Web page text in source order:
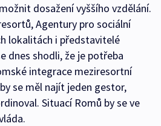
dosažení vyššího vzdělání.
Agentury pro sociální
lokalitách i představitelé
dnes shodli, že je potřeba
integrace meziresortní
se měl najít jeden gestor,
Situací Romů by se ve